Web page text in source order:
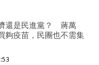
還是民進黨？ 蔣萬
夠疫苗，民團也不需集